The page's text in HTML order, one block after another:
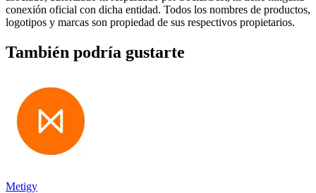
conexión oficial con dicha entidad. Todos los nombres de productos,
logotipos y marcas son propiedad de sus respectivos propietarios.
También podría gustarte
Metigy